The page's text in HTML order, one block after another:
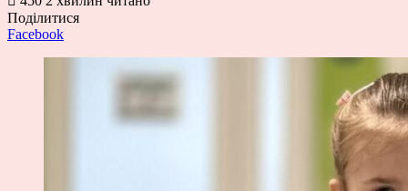
Поділитися
Facebook